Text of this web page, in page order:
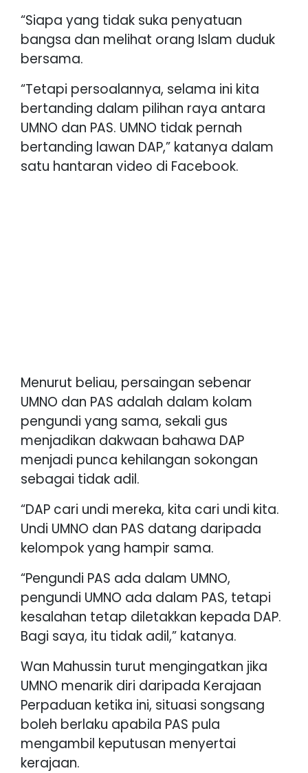
“Siapa yang tidak suka penyatuan
bangsa dan melihat orang Islam duduk
bersama.
“Tetapi persoalannya, selama ini kita
bertanding dalam pilihan raya antara
UMNO dan PAS. UMNO tidak pernah
bertanding lawan DAP,” katanya dalam
satu hantaran video di Facebook.
Menurut beliau, persaingan sebenar
UMNO dan PAS adalah dalam kolam
pengundi yang sama, sekali gus
menjadikan dakwaan bahawa DAP
menjadi punca kehilangan sokongan
sebagai tidak adil.
“DAP cari undi mereka, kita cari undi kita.
Undi UMNO dan PAS datang daripada
kelompok yang hampir sama.
“Pengundi PAS ada dalam UMNO,
pengundi UMNO ada dalam PAS, tetapi
kesalahan tetap diletakkan kepada DAP.
Bagi saya, itu tidak adil,” katanya.
Wan Mahussin turut mengingatkan jika
UMNO menarik diri daripada Kerajaan
Perpaduan ketika ini, situasi songsang
boleh berlaku apabila PAS pula
mengambil keputusan menyertai
kerajaan.